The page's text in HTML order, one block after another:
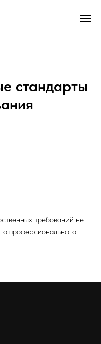
стандарты
требований не
профессионального